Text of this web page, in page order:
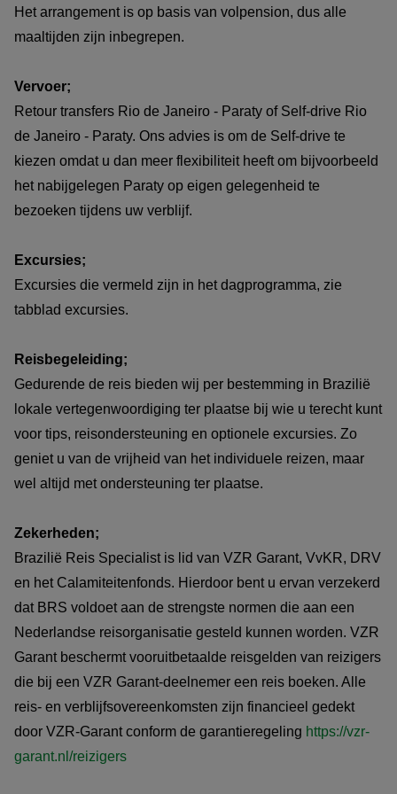
Verzorgde transfers:Kiest u voor deze optie, dan wordt u
opgehaald en rondgereden door de gids in de auto van de
andere geplande locaties. In dit arrangement is
tank brandstof inbegrepen. Eventuele extra tankbeurten
zijn voor rekening van de klant. Deze optie is duurder dan
de Self-drive optie.
Boekingsprocedure:
te boeken of op te nemen in een rondreis? Neem contact
met ons op en ontvang een persoonlijk reisvoorstel.
Kosteloos en vrijblijvend:
Uw persoonlijke reisvoorstel stellen wij gratis en
vrijblijvend voor u samen. U bent dus nergens aan
gebonden. Bovendien ontvangt u het voorstel meestal al
binnen één werkdag.
in deze voorbeeld bouwsteen en wenst u de reis te
bestemming in Brazilië? Geen probleem; wij verwerken dit
in uw persoonlijke reisvoorstel.
Exacte reissom wordt berekend, rekening houdend
de samenstelling van uw reisgezelschap. De gemiddelde
prijs per persoon verschilt namelijk, indien u alleen reist,
Het arrangement is op basis van volpension, dus alle
maaltijden zijn inbegrepen.
Vervoer;
Retour transfers Rio de Janeiro - Paraty of Self-drive Rio
de Janeiro - Paraty. Ons advies is om de Self-drive te
kiezen omdat u dan meer flexibiliteit heeft om bijvoorbeeld
het nabijgelegen Paraty op eigen gelegenheid te
bezoeken tijdens uw verblijf.
Excursies;
Excursies die vermeld zijn in het dagprogramma, zie
tabblad excursies.
Reisbegeleiding;
Gedurende de reis bieden wij per bestemming in Brazilië
lokale vertegenwoordiging ter plaatse bij wie u terecht kunt
voor tips, reisondersteuning en optionele excursies. Zo
geniet u van de vrijheid van het individuele reizen, maar
wel altijd met ondersteuning ter plaatse.
Zekerheden;
Brazilië Reis Specialist is lid van VZR Garant, VvKR, DRV
en het Calamiteitenfonds. Hierdoor bent u ervan verzekerd
dat BRS voldoet aan de strengste normen die aan een
Nederlandse reisorganisatie gesteld kunnen worden. VZR
Garant beschermt vooruitbetaalde reisgelden van reizigers
die bij een VZR Garant-deelnemer een reis boeken. Alle
reis- en verblijfsovereenkomsten zijn financieel gedekt
door VZR-Garant conform de garantieregeling https://vzr-
garant.nl/reizigers